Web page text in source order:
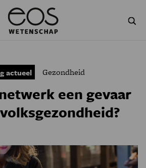
GESCHIEDENIS
AGENDA
actueel Gezondheid
een gevaar